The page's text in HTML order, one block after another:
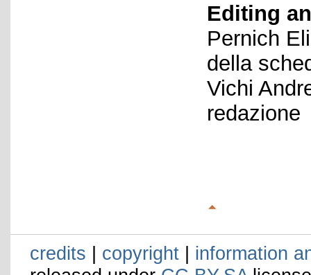
Editing
Pernich
della
Vichi
redazione
credits | copyright | information